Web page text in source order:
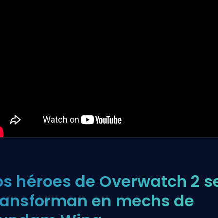
héroes de Overwatch 2
en mechs de